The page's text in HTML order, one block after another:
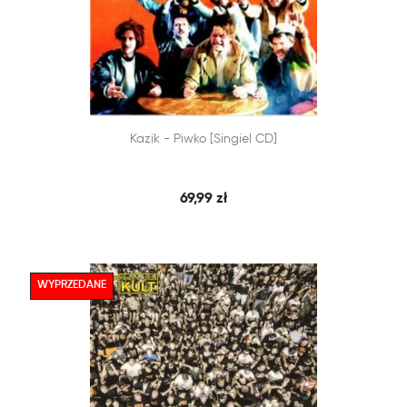
DODAJ DO KOSZYKA
 SZYBKI PODGLĄD
Kazik - Piwko [singiel CD]
69,99 zł
WYPRZEDANE